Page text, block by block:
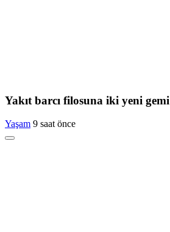
Yakıt barcı filosuna iki yeni gemi
Yaşam 9 saat önce